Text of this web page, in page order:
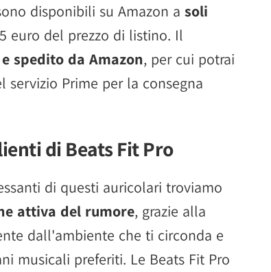
disponibili su Amazon a soli
euro del prezzo di listino. Il
spedito da Amazon, per cui potrai
servizio Prime per la consegna
di Beats Fit Pro
di questi auricolari troviamo
attiva del rumore, grazie alla
dall'ambiente che ti circonda e
musicali preferiti. Le Beats Fit Pro